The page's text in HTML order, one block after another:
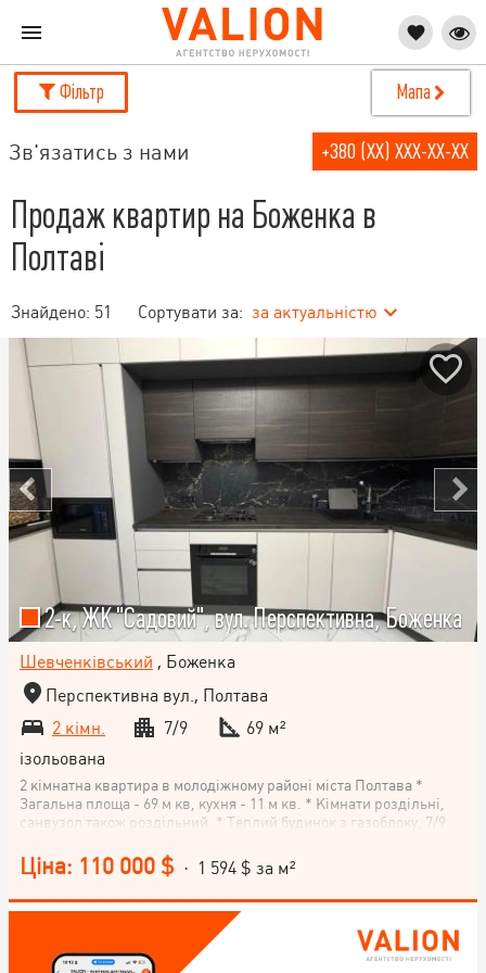
Фільтр Мапа
Зв'язатись з нами +380 (XX) XXX-XX-XX
Продаж квартир на Боженка в
Полтаві
Знайдено: 51 Сортувати за: за актуальністю
2-к, ЖК "Садовий", вул. Перспективна, Боженка
Шевченківський , Боженка
Перспективна вул., Полтава
2 кімн.
7/9
69 м²
ізольована
2 кімнатна квартира в молодіжному районі міста Полтава *
Загальна площа - 69 м кв, кухня - 11 м кв. * Кімнати роздільні,
санвузол також роздільний. * Теплий будинок з газоблоку, 7/9
індивідуальне газове. Встановлено двоконтурний котел, який
також відповідає за підігрів гарячої води. * Стан - новий
євроремонт. * Продаж з меблями та технікою. * У власності
більше 3-х років. Запрошуємо на перегляд цієї гарної квартири.
Ціна: 110 000 $ · 1 594 $ за м²